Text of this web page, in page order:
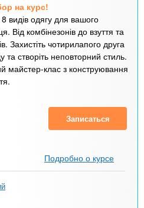
на курс!
видів одягу для вашого
Від комбінезонів до взуття та
Захистіть чотирилапого друга
та створіть неповторний стиль.
майстер-клас з конструювання
Записаться
Подробно о курсе